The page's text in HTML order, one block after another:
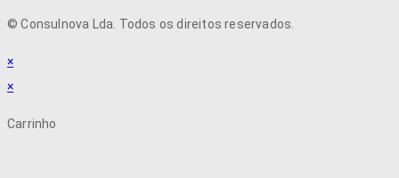
©Consulnova Lda. Todos os direitos reservados.
×
×
Carrinho